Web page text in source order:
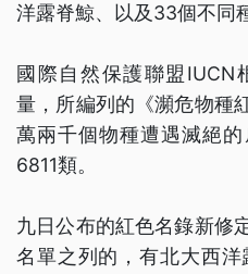
洋露脊鯨、以及33個不同
國際自然保護聯盟IUCN
量，所編列的《瀕危物種
萬兩千個物種遭遇滅絕
6811類。
九日公布的紅色名錄新修
名單之列的，有北大西